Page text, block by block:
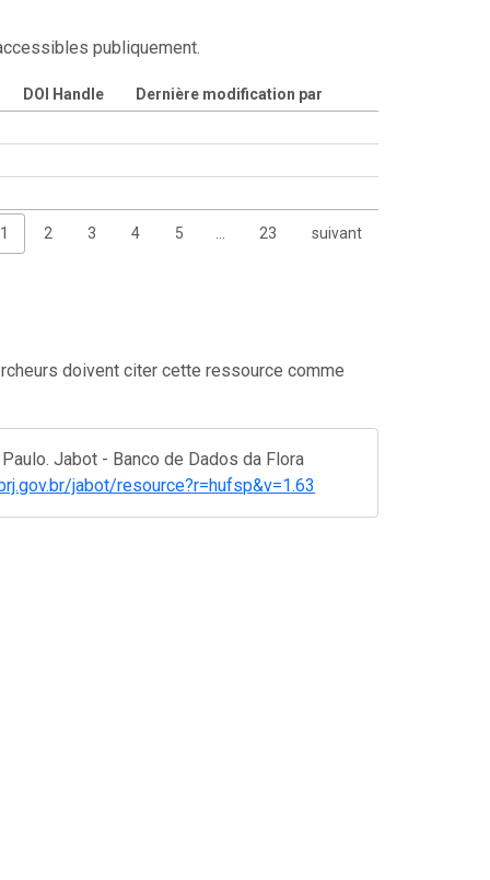
publiquement.
DOI Handle Dernière modification par
1 2 3 4 5 … 23 suivant
doivent citer cette ressource comme
Jabot - Banco de Dados da Flora
jabot/resource?r=hufsp&v=1.63